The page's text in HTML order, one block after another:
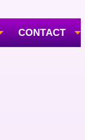
CONTACT